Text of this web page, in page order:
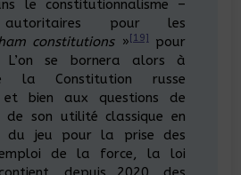
le constitutionnalisme –
autoritaires pour les
constitutions » [19]pour
L’on se bornera alors à
la Constitution russe
et bien aux questions de
de son utilité classique en
du jeu pour la prise des
de la force, la loi